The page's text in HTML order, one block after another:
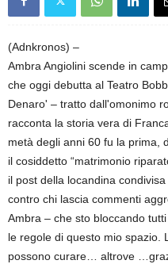
(Adnkronos) –
Ambra Angiolini scende in
che oggi debutta al Teatro
Denaro' – tratto dall'omonimo
racconta la storia vera di
metà degli anni 60 fu la prima,
il cosiddetto “matrimonio
il post della locandina
contro chi lascia commenti
Ambra – che sto bloccando
le regole di questo mio spazio.
possono curare… altrove